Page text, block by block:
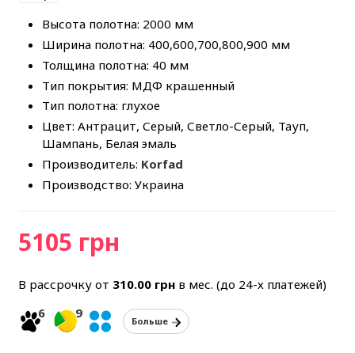
Высота полотна: 2000 мм
Ширина полотна: 400,600,700,800,900 мм
Толщина полотна: 40 мм
Тип покрытия: МДФ крашенный
Тип полотна: глухое
Цвет: Антрацит, Серый, Светло-Серый, Тауп,
Шампань, Белая эмаль
Производитель: Korfad
Производство: Украина
5105 грн
В рассрочку от 310.00грнв мес. (до 24-х платежей)
6
9
Больше